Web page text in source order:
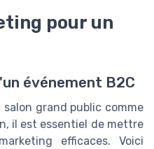
pour un
événement B2C
grand public comme
il est essentiel de mettre
efficaces. Voici